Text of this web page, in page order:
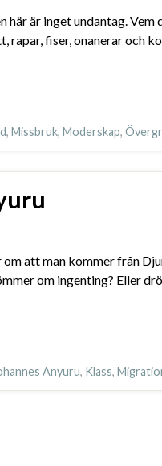
här är inget undantag.
fiser, onanerar och
, Missbruk, Moderskap,
att man kommer från
om ingenting? Eller
Anyuru, Klass,